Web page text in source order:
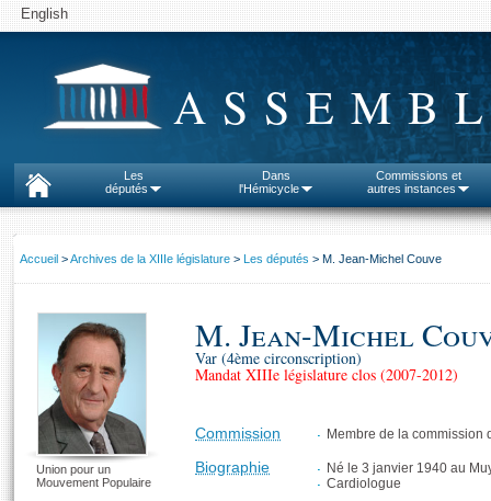
English
Les
députés
Dans
l'Hémicycle
Commissions et
autres instances
Accueil >Archives de la XIIIe législature > Les députés > M. Jean-Michel Couve
M. Jean-Michel
Var (4ème circonscription)
Mandat XIIIe législature clos (2007-2012)
Commission Membre de la commission
Biographie
Né le 3 janvier 1940 au
Cardiologue
Union pour un
Mouvement Populaire